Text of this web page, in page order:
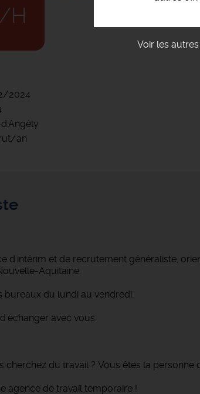
Voir les
H
2024
an
d'intérim et de recrutement généraliste,
Aquitaine.
du lundi au vendredi.
avec vous.
cherchez du travail ? Vous êtes la personne
agence de travail temporaire !